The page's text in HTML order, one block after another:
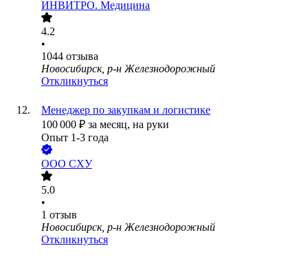
ИНВИТРО. Медицина
4.2
•
1044 отзыва
Новосибирск, р-н Железнодорожный
Откликнуться
Менеджер по закупкам и логистике
100 000 ₽ за месяц, на руки
Опыт 1-3 года
ООО СХУ
5.0
•
1 отзыв
Новосибирск, р-н Железнодорожный
Откликнуться